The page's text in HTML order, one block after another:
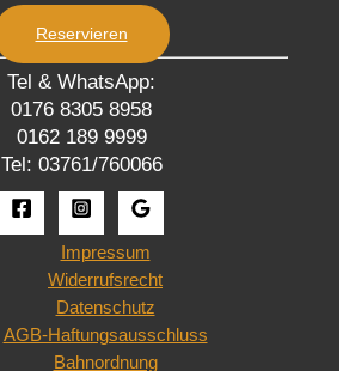
Reservieren
Tel & WhatsApp:
0176 8305 8958
0162 189 9999
Tel: 03761/760066
Impressum
Widerrufsrecht
Datenschutz
AGB-Haftungsausschluss
Bahnordnung